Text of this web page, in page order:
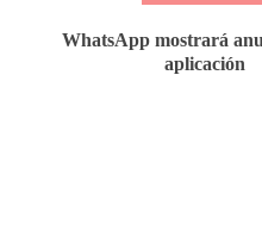
WhatsApp mostrará
aplicación